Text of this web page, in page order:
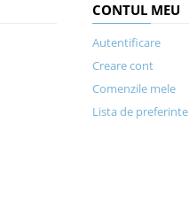
CONTUL MEU
Autentificare
Creare cont
Comenzile mele
Lista de preferinte